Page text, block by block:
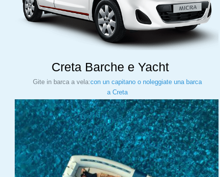
Creta Barche e Yacht
Gite in barca a vela:con un capitano o noleggiate una barca
a Creta